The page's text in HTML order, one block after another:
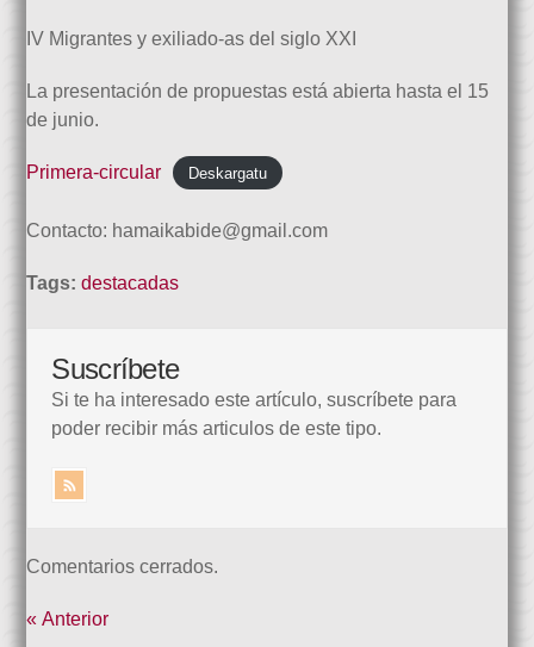
IV Migrantes y exiliado-as del siglo XXI
La presentación de propuestas está abierta hasta el 15
de junio.
Primera-circular Deskargatu
Contacto: hamaikabide@gmail.com
Tags:destacadas
Suscríbete
Si te ha interesado este artículo, suscríbete para
poder recibir más articulos de este tipo.
Comentarios cerrados.
« Anterior